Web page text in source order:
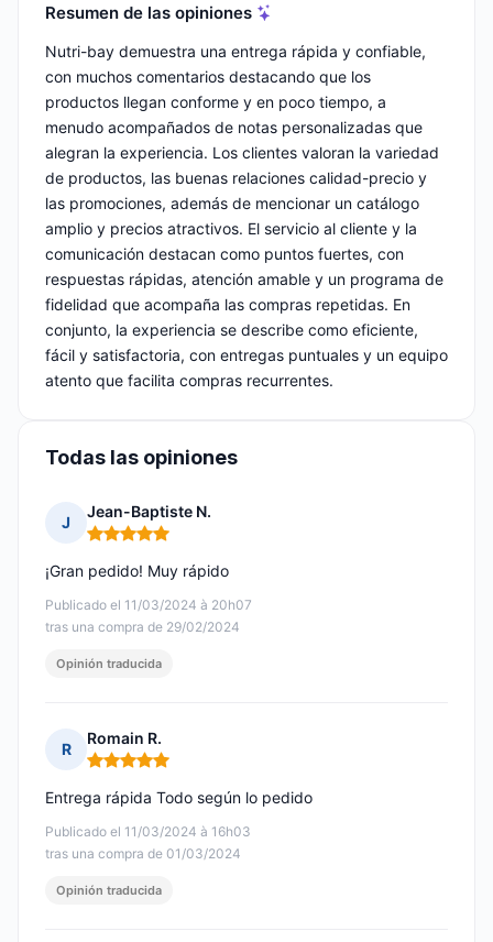
Resumen de las opiniones
Nutri-bay demuestra una entrega rápida y confiable,
con muchos comentarios destacando que los
productos llegan conforme y en poco tiempo, a
menudo acompañados de notas personalizadas que
alegran la experiencia. Los clientes valoran la variedad
de productos, las buenas relaciones calidad-precio y
las promociones, además de mencionar un catálogo
amplio y precios atractivos. El servicio al cliente y la
comunicación destacan como puntos fuertes, con
respuestas rápidas, atención amable y un programa de
fidelidad que acompaña las compras repetidas. En
conjunto, la experiencia se describe como eficiente,
fácil y satisfactoria, con entregas puntuales y un equipo
atento que facilita compras recurrentes.
Todas las opiniones
J
Jean-Baptiste N.
Nota: 5 de 5
Publicado el 11/03/2024 à 20h07
tras una compra de 29/02/2024
¡Gran pedido! Muy rápido
Opinión traducida
R
Romain R.
Nota: 5 de 5
Publicado el 11/03/2024 à 16h03
tras una compra de 01/03/2024
Entrega rápida Todo según lo pedido
Opinión traducida